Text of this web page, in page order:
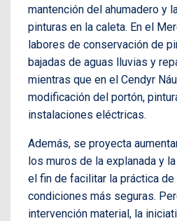
mantención del ahumadero y
pinturas en la caleta. En el
labores de conservación de
bajadas de aguas lluvias y
mientras que en el Cendyr
modificación del portón,
instalaciones eléctricas.
Además, se proyecta
los muros de la explanada y
el fin de facilitar la práctica
condiciones más seguras.
intervención material, la